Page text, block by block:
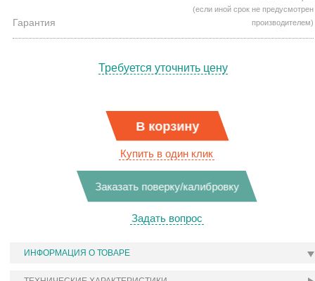
Гарантия
(если иной срок не предусмотрен
производителем)
Требуется уточнить цену
В корзину
Купить в один клик
Заказать поверку/калибровку
Задать вопрос
ИНФОРМАЦИЯ О ТОВАРЕ